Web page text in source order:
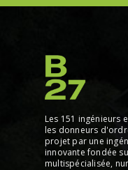
Les 151 ingénieurs
les donneurs
projet par une
innovante fondée
multispécialisée,